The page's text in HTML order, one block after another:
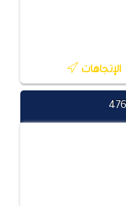
الإتجاهات